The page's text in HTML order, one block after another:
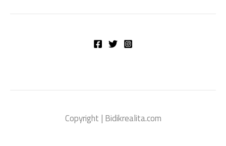
Copyright | Bidikrealita.com